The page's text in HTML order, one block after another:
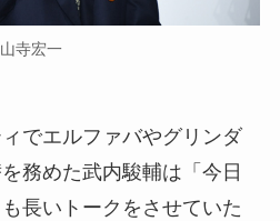
山寺宏一
でエルファバやグリンダ
務めた武内駿輔は「今日
長いトークをさせていた